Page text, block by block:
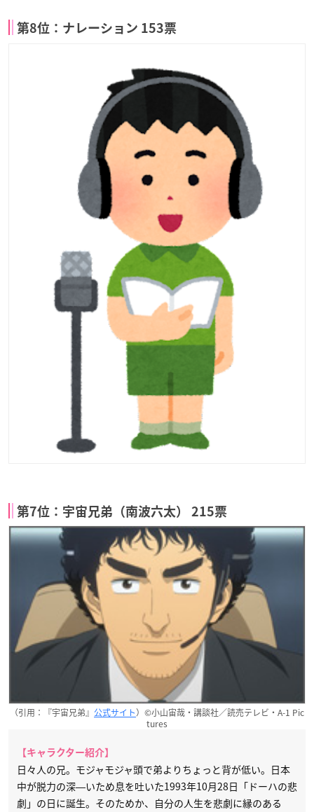
第8位：ナレーション 153票
第7位：宇宙兄弟（南波六太） 215票
（引用：『宇宙兄弟』 公式サイト）©小山宙哉・講談社／読売テレビ・A-1 Pic
tures
【キャラクター紹介】
日々人の兄。モジャモジャ頭で弟よりちょっと背が低い。日本
中が脱力の深―いため息を吐いた1993年10月28日「ドーハの悲
劇」の日に誕生。そのためか、自分の人生を悲劇に縁のある